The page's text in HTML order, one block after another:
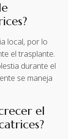
local, por lo
el trasplante.
durante el
se maneja
el